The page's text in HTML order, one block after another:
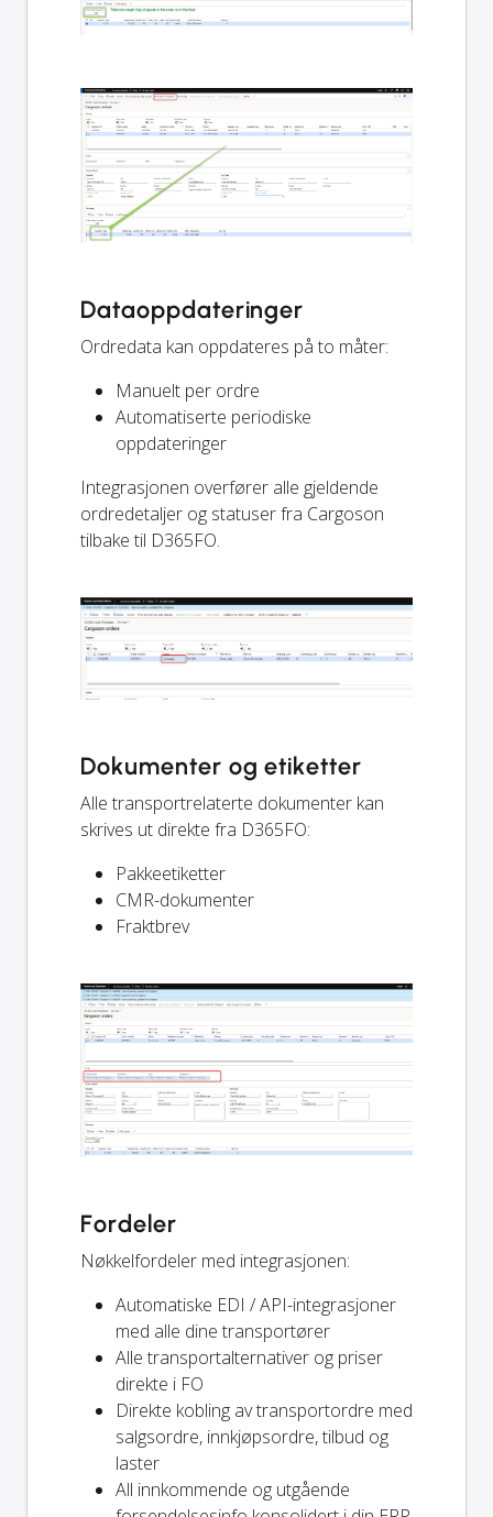
Dataoppdateringer
Ordredata kan oppdateres på to måter:
Manuelt per ordre
Automatiserte periodiske
oppdateringer
Integrasjonen overfører alle gjeldende
ordredetaljer og statuser fra Cargoson
tilbake til D365FO.
Dokumenter og etiketter
Alle transportrelaterte dokumenter kan
skrives ut direkte fra D365FO:
Pakkeetiketter
CMR-dokumenter
Fraktbrev
Fordeler
Nøkkelfordeler med integrasjonen:
Automatiske EDI / API-integrasjoner
med alle dine transportører
Alle transportalternativer og priser
direkte i FO
Direkte kobling av transportordre med
salgsordre, innkjøpsordre, tilbud og
laster
All innkommende og utgående